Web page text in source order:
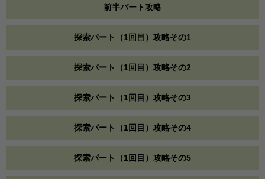
前半パート攻略
探索パート（1回目）攻略その1
探索パート（1回目）攻略その2
探索パート（1回目）攻略その3
探索パート（1回目）攻略その4
探索パート（1回目）攻略その5